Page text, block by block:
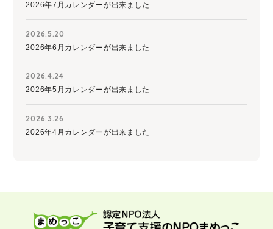
2026年7月カレンダーが出来ました
2026.5.20
2026年6月カレンダーが出来ました
2026.4.24
2026年5月カレンダーが出来ました
2026.3.26
2026年4月カレンダーが出来ました